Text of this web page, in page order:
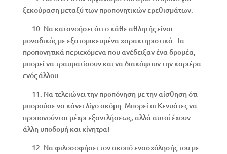
ξεκούραση μεταξύ των προπονητικών ερεθισμάτων.
10. Να κατανοήσει ότι ο κάθε αθλητής είναι
μοναδικός με εξατομικευμένα χαρακτηριστικά. Τα
προπονητικά περιεχόμενα που ανέδειξαν ένα δρομέα,
μπορεί να τραυματίσουν και να διακόψουν την καριέρα
ενός άλλου.
11. Να τελειώνει την προπόνηση με την αίσθηση ότι
μπορούσε να κάνει λίγο ακόμη. Μπορεί οι Κενυάτες να
προπονούνται μέχρι εξαντλήσεως, αλλά αυτοί έχουν
άλλη υποδομή και κίνητρα!
12. Να φιλοσοφήσει τον σκοπό ενασχόλησής του με